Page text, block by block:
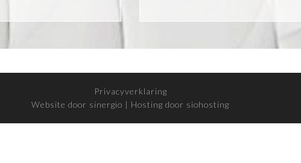
Privacyverklaring
Website door sinergio | Hosting door siohosting